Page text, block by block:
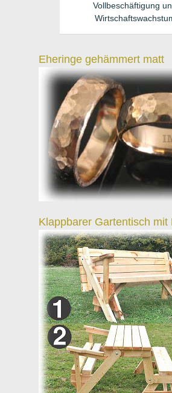
Vollbeschäftigung
Eheringe gehämmert matt
Klappbarer Gartentisch mit